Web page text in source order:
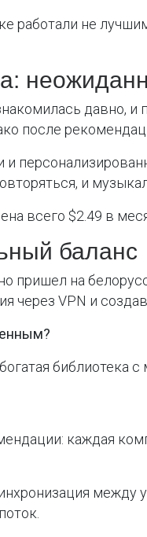
работали не
давно, и
после
и
всего $2.49 в
баланс
пришел на
через VPN и
каждая
между